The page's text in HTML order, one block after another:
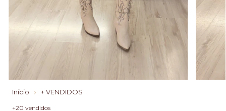
Início + VENDIDOS
+20 vendidos